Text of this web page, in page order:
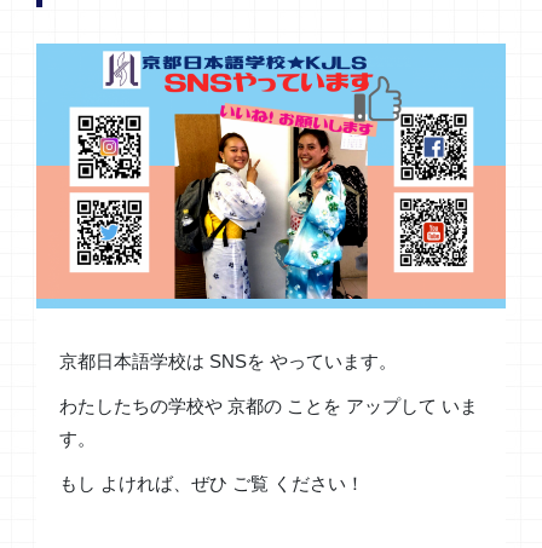
京都日本語学校は SNSを やっています。
わたしたちの学校や 京都の ことを アップして いま
す。
もし よければ、ぜひ ご覧 ください！